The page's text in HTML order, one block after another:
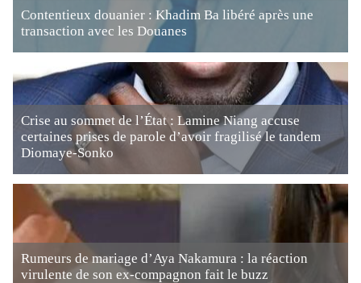
Contentieux douanier : Khadim Ba libéré après une
transaction avec les Douanes
Crise au sommet de l’État : Lamine Niang accuse
certaines prises de parole d’avoir fragilisé le tandem
Diomaye-Sonko
Rumeurs de mariage d’Aya Nakamura : la réaction
virulente de son ex-compagnon fait le buzz